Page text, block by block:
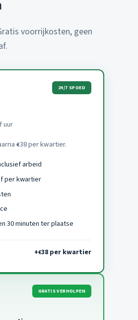
voorrijkosten, geen
24/7 SPOED
uur
€38 per kwartier.
arbeid
per kwartier
30 minuten ter plaatse
+€38 per kwartier
GRATIS VERHOLPEN